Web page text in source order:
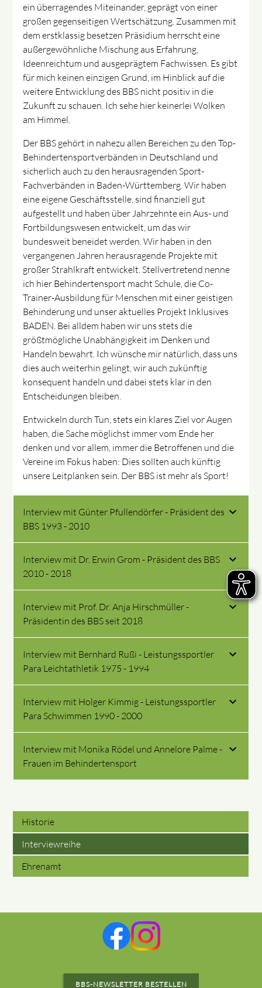
ein überragendes Miteinander, geprägt von einer
großen gegenseitigen Wertschätzung. Zusammen mit
dem erstklassig besetzen Präsidium herrscht eine
außergewöhnliche Mischung aus Erfahrung,
Ideenreichtum und ausgeprägtem Fachwissen. Es gibt
für mich keinen einzigen Grund, im Hinblick auf die
weitere Entwicklung des BBS nicht positiv in die
Zukunft zu schauen. Ich sehe hier keinerlei Wolken
am Himmel.
Der BBS gehört in nahezu allen Bereichen zu den Top-
Behindertensportverbänden in Deutschland und
sicherlich auch zu den herausragenden Sport-
Fachverbänden in Baden-Württemberg. Wir haben
eine eigene Geschäftsstelle, sind finanziell gut
aufgestellt und haben über Jahrzehnte ein Aus- und
Fortbildungswesen entwickelt, um das wir
bundesweit beneidet werden. Wir haben in den
vergangenen Jahren herausragende Projekte mit
großer Strahlkraft entwickelt. Stellvertretend nenne
ich hier Behindertensport macht Schule, die Co-
Trainer-Ausbildung für Menschen mit einer geistigen
Behinderung und unser aktuelles Projekt Inklusives
BADEN. Bei alldem haben wir uns stets die
größtmögliche Unabhängigkeit im Denken und
Handeln bewahrt. Ich wünsche mir natürlich, dass uns
dies auch weiterhin gelingt, wir auch zukünftig
konsequent handeln und dabei stets klar in den
Entscheidungen bleiben.
Entwickeln durch Tun, stets ein klares Ziel vor Augen
haben, die Sache möglichst immer vom Ende her
denken und vor allem, immer die Betroffenen und die
Vereine im Fokus haben: Dies sollten auch künftig
unsere Leitplanken sein. Der BBS ist mehr als Sport!
Interview mit Günter Pfullendörfer - Präsident des
BBS 1993 - 2010
Interview mit Dr. Erwin Grom - Präsident des BBS
2010 - 2018
Interview mit Prof. Dr. Anja Hirschmüller -
Präsidentin des BBS seit 2018
Interview mit Bernhard Rußi - Leistungssportler
Para Leichtathletik 1975 - 1994
Interview mit Holger Kimmig - Leistungssportler
Para Schwimmen 1990 - 2000
Interview mit Monika Rödel und Annelore Palme -
Frauen im Behindertensport
Historie
Interviewreihe
Ehrenamt
BBS-NEWSLETTER BESTELLEN